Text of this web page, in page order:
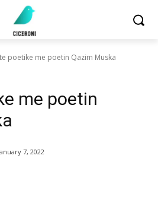
poetike me poetin Qazim Muska
me poetin
7, 2022